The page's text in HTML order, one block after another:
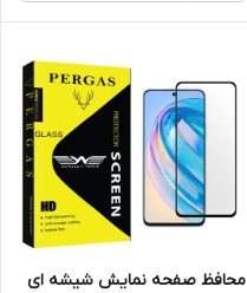
محافظ صفحه نمایش شیشه ای